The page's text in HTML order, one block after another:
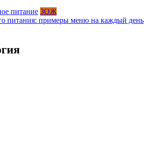
питание ЗОЖ
питания: примеры меню на каждый день